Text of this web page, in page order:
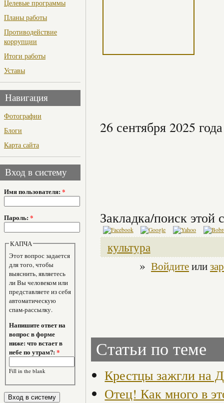
Целевые программы
Планы работы
Противодействие
коррупции
Итоги работы
Уставы
Навигация
Фотографии
Блоги
Карта сайта
Вход в систему
Имя пользователя: *
Пароль: *
КАПЧА
Этот вопрос задается
для того, чтобы
выяснить, являетесь
ли Вы человеком или
представляете из себя
автоматическую
спам-рассылку.
Напишите ответ на
вопрос в форме
ниже: что встает в
небе по утрам?:*
Fill in the blank
26 сентября 2025 года
Закладка/поиск этой
культура
» Войдитеили
Статьи по теме
Крестцы зажгли на
Отец! Как много в